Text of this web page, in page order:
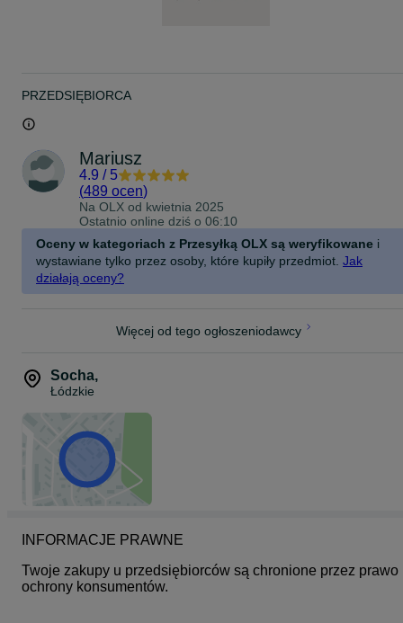
PRZEDSIĘBIORCA
Mariusz
4.9 / 5
(489 ocen)
Na OLX od kwietnia 2025
Ostatnio online dziś o 06:10
Oceny w kategoriach z Przesyłką OLX są weryfikowane i
wystawiane tylko przez osoby, które kupiły przedmiot. Jak
działają oceny?
Więcej od tego ogłoszeniodawcy
Socha,
Łódzkie
INFORMACJE PRAWNE
Twoje zakupy u przedsiębiorców są chronione przez prawo
ochrony konsumentów.